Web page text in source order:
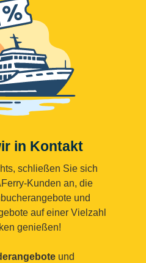
in Kontakt
schließen Sie sich
Kunden an, die
und
auf einer Vielzahl
genießen!
und